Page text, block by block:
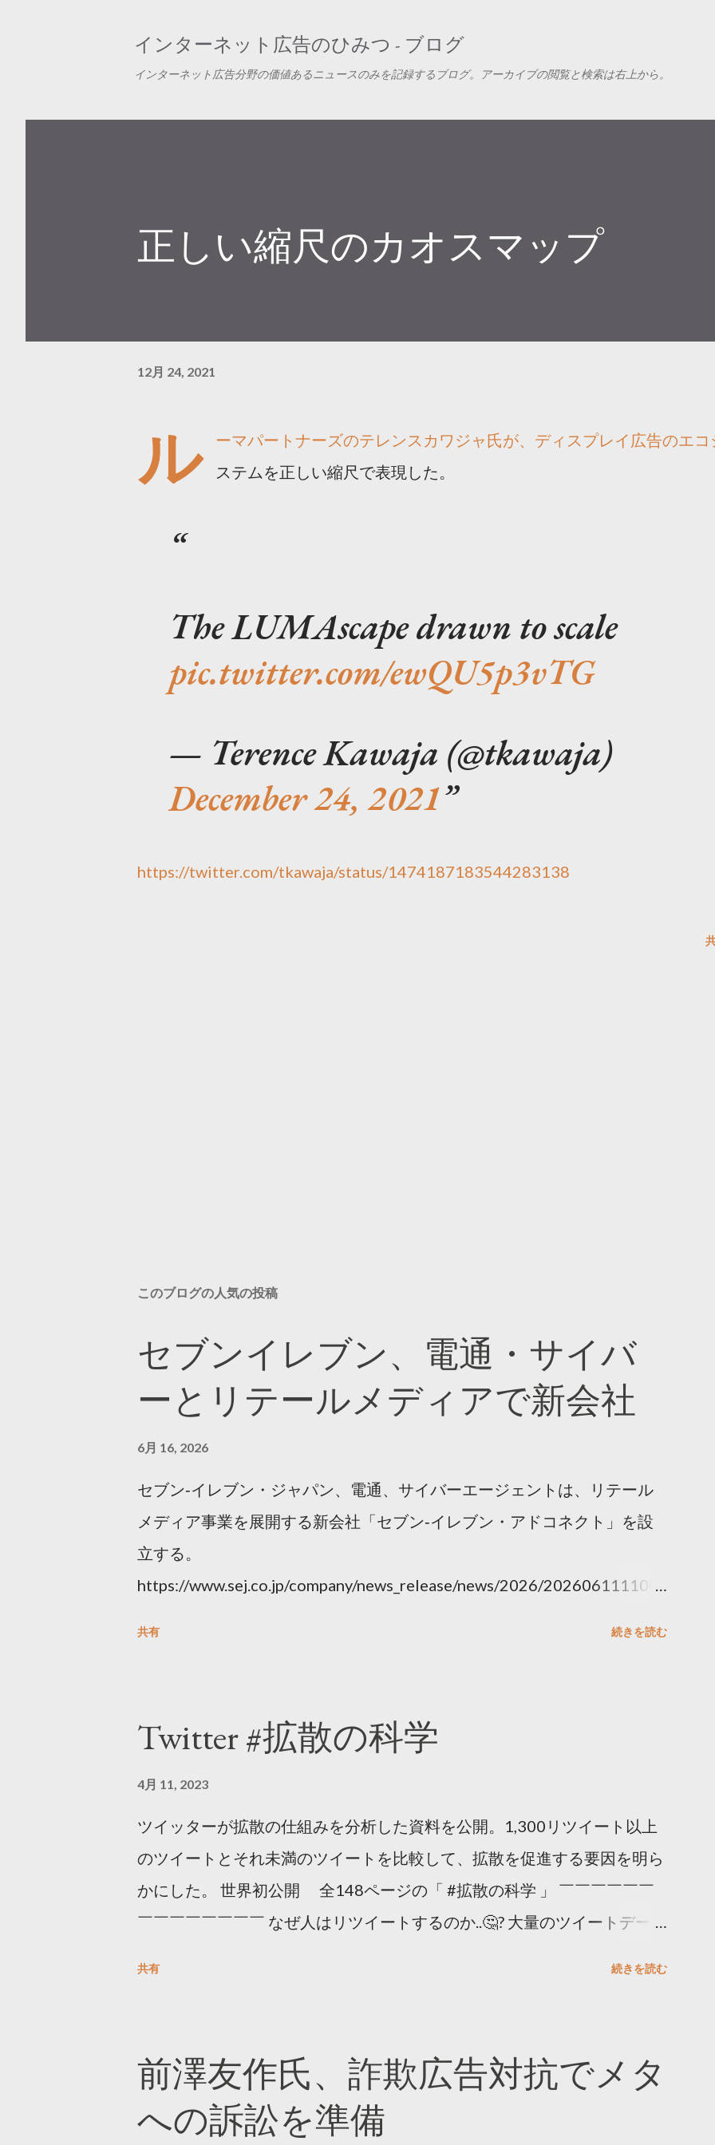
インターネット広告のひみつ - ブログ
インターネット広告分野の価値あるニュースのみを記録するブログ。アーカイブの閲覧と検索は右上から。
正しい縮尺のカオスマップ
12月 24, 2021
ル
ーマパートナーズのテレンスカワジャ氏が、ディスプレイ広告のエコ
ステムを正しい縮尺で表現した。
The LUMAscape drawn to scale
pic.twitter.com/ewQU5p3vTG
— Terence Kawaja (@tkawaja)
December 24, 2021
https://twitter.com/tkawaja/status/1474187183544283138
このブログの人気の投稿
セブンイレブン、電通・サイバ
ーとリテールメディアで新会社
6月 16, 2026
セブン‐イレブン・ジャパン、電通、サイバーエージェントは、リテール
メディア事業を展開する新会社「セブン‐イレブン・アドコネクト」を設
立する。
https://www.sej.co.jp/company/news_release/news/2026/202606111100.
共有 続きを読む
Twitter #拡散の科学
4月 11, 2023
ツイッターが拡散の仕組みを分析した資料を公開。1,300リツイート以上
のツイートとそれ未満のツイートを比較して、拡散を促進する要因を明ら
かにした。 世界初公開 全148ページの「 #拡散の科学 」 ￣￣￣￣￣￣
￣￣￣￣￣￣￣￣ なぜ人はリツイートするのか..🤔? 大量のツイートデータ
https://marketing.twitter.com/ja/insights/kakusan
共有 続きを読む
前澤友作氏、詐欺広告対抗でメタ
への訴訟を準備